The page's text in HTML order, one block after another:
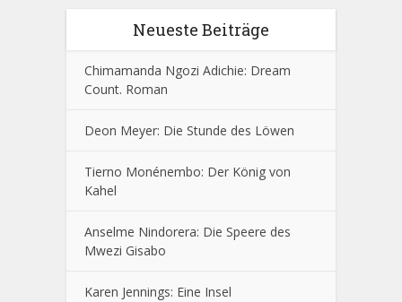
Neueste Beiträge
Chimamanda Ngozi Adichie: Dream
Count. Roman
Deon Meyer: Die Stunde des Löwen
Tierno Monénembo: Der König von
Kahel
Anselme Nindorera: Die Speere des
Mwezi Gisabo
Karen Jennings: Eine Insel